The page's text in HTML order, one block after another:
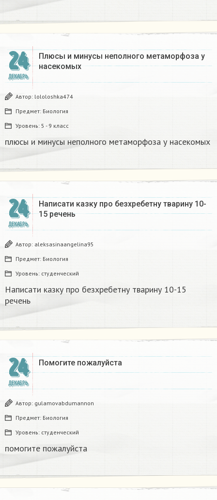
24
ДЕКАБРЬ
Плюсы и минусы неполного метаморфоза у
насекомых​
Автор: lololoshka474
Предмет: Биология
Уровень: 5 - 9 класс
плюсы и минусы неполного метаморфоза у насекомых​
24
ДЕКАБРЬ
Написати казку про безхребетну тварину 10-
15 речень​
Автор: aleksasinaangelina95
Предмет: Биология
Уровень: студенческий
Написати казку про безхребетну тварину 10-15
речень​
24
ДЕКАБРЬ
Помогите пожалуйста ​
Автор: gulamovabdumannon
Предмет: Биология
Уровень: студенческий
помогите пожалуйста ​